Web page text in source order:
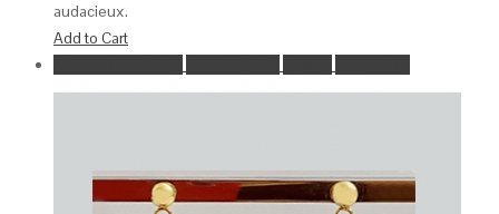
audacieux.
Add to Cart